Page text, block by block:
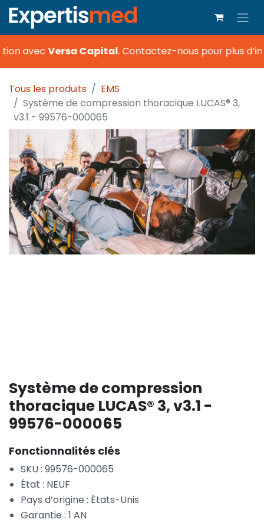
avecVersa Capital.Contactez-nous pour plus
Tous les produits
EMS
Système de compression thoracique LUCAS® 3,
v3.1 - 99576-000065
Système de compression
thoracique LUCAS® 3, v3.1 -
99576-000065
Fonctionnalités clés
SKU : 99576-000065
État : NEUF
Pays d’origine : États-Unis
Garantie : 1 AN